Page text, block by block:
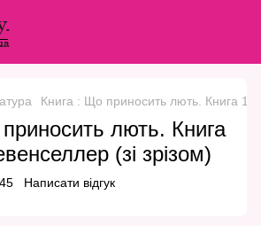
Книга : Що приносить лють. Книга 1.
лють. Книга
(зі зрізом)
Написати відгук